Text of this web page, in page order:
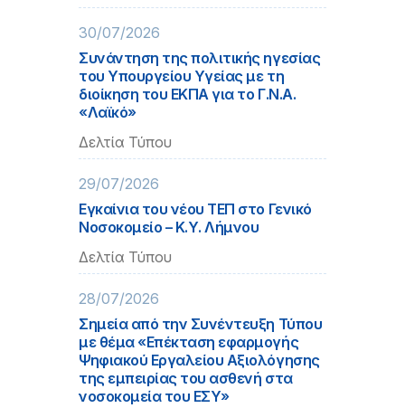
30/07/2026
Συνάντηση της πολιτικής ηγεσίας
του Υπουργείου Υγείας με τη
διοίκηση του ΕΚΠΑ για το Γ.Ν.Α.
«Λαϊκό»
Δελτία Τύπου
29/07/2026
Εγκαίνια του νέου ΤΕΠ στο Γενικό
Νοσοκομείο – Κ.Υ. Λήμνου
Δελτία Τύπου
28/07/2026
Σημεία από την Συνέντευξη Τύπου
με θέμα «Επέκταση εφαρμογής
Ψηφιακού Εργαλείου Αξιολόγησης
της εμπειρίας του ασθενή στα
νοσοκομεία του ΕΣΥ»